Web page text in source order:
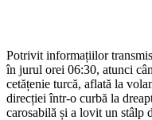
Potrivit informațiilor
în jurul orei 06:30, atunci
cetățenie turcă, aflată la
direcției într-o curbă la
carosabilă și a lovit un stâlp